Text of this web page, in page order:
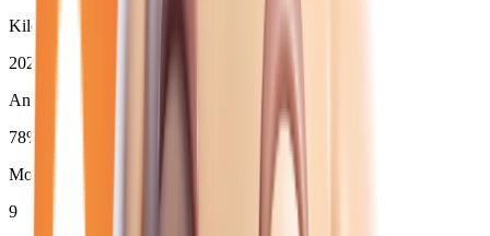
Kilométrage moyen
2024
Année moyenne
78%
Moins de 3 ans (
9